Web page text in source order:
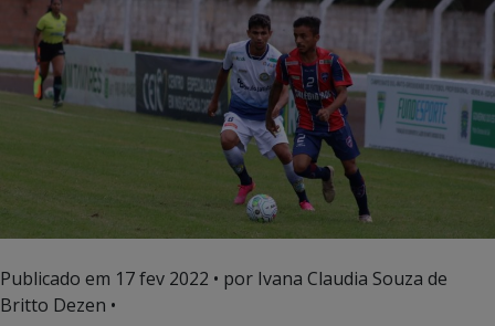
Publicado em 17 fev 2022 • por Ivana Claudia Souza de
Britto Dezen •